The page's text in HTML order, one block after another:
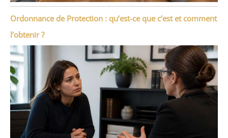
Ordonnance de Protection : qu’est-ce que c’est et comment
l’obtenir ?